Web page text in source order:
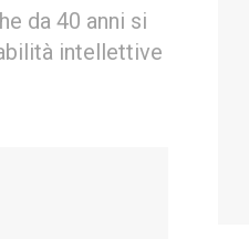
da 40 anni si
intellettive